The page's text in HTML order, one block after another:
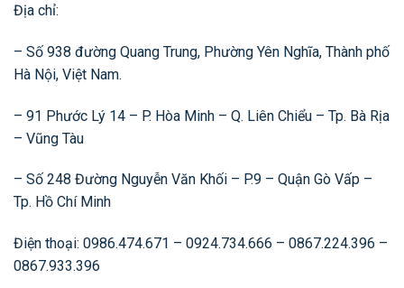
Địa chỉ:
– Số 938 đường Quang Trung, Phường Yên Nghĩa, Thành phố
Hà Nội, Việt Nam.
– 91 Phước Lý 14 – P. Hòa Minh – Q. Liên Chiểu – Tp. Bà Rịa
– Vũng Tàu
– Số 248 Đường Nguyễn Văn Khối – P.9 – Quận Gò Vấp –
Tp. Hồ Chí Minh
Điện thoại: 0986.474.671 – 0924.734.666 – 0867.224.396 –
0867.933.396